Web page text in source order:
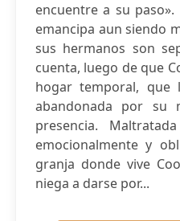
encuentre a su
emancipa aun siendo
sus hermanos son
cuenta, luego de que
hogar temporal,
abandonada por su
presencia.
emocionalmente y
granja donde vive
niega a darse por...